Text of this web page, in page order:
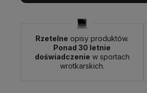
Rzetelne opisy produktów.
Ponad 30 letnie
doświadczenie w sportach
wrotkarskich.